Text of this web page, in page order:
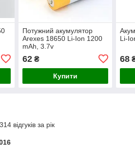
Потужний акумулятор
Arexes 18650 Li-Ion 1200
mAh, 3.7v
62₴
Купити
Li-
68
відгуків за рік